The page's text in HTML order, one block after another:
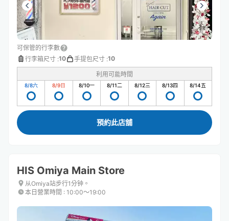
可保管的行李數
行李箱尺寸 :10 手提包尺寸 :10
利用可能時間
8/8六 8/9日 8/10一 8/11二 8/12三 8/13四 8/14五
預約此店舖
HIS Omiya Main Store
从Omiya站步行1分钟。
本日營業時間 : 10:00〜19:00